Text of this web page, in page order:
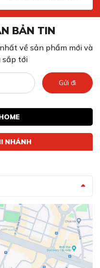
BẢN TIN
về sản phẩm mới và
sắp tới
Gửi đi
NHÁNH